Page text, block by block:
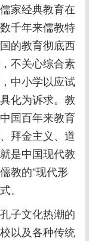
家经典教育在
千年来儒教特
的教育彻底西
不关心综合素
中小学以应试
化为诉求。教
国百年来教育
拜金主义、道
是中国现代教
教的“现代形
。
子文化热潮的
以及各种传统